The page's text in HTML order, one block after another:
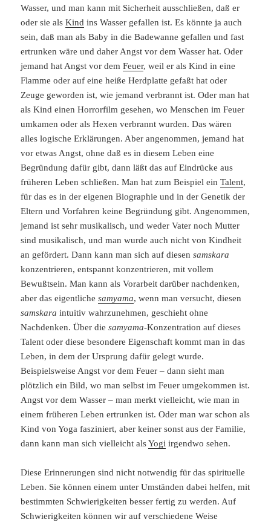
Wasser, und man kann mit Sicherheit ausschließen, daß er
oder sie alsKind ins Wasser gefallen ist. Es könnte ja auch
sein, daß man als Baby in die Badewanne gefallen und fast
ertrunken wäre und daher Angst vor dem Wasser hat. Oder
jemand hat Angst vor demFeuer, weil er als Kind in eine
Flamme oder auf eine heiße Herdplatte gefaßt hat oder
Zeuge geworden ist, wie jemand verbrannt ist. Oder man hat
als Kind einen Horrorfilm gesehen, wo Menschen im Feuer
umkamen oder als Hexen verbrannt wurden. Das wären
alles logische Erklärungen. Aber angenommen, jemand hat
vor etwas Angst, ohne daß es in diesem Leben eine
Begründung dafür gibt, dann läßt das auf Eindrücke aus
früheren Leben schließen. Man hat zum Beispiel einTalent,
für das es in der eigenen Biographie und in der Genetik der
Eltern und Vorfahren keine Begründung gibt. Angenommen,
jemand ist sehr musikalisch, und weder Vater noch Mutter
sind musikalisch, und man wurde auch nicht von Kindheit
an gefördert. Dann kann man sich auf diesensamskara
konzentrieren, entspannt konzentrieren, mit vollem
Bewußtsein. Man kann als Vorarbeit darüber nachdenken,
aber das eigentlichesamyama, wenn man versucht, diesen
samskara intuitiv wahrzunehmen, geschieht ohne
Nachdenken. Über diesamyama-Konzentration auf dieses
Talent oder diese besondere Eigenschaft kommt man in das
Leben, in dem der Ursprung dafür gelegt wurde.
Beispielsweise Angst vor dem Feuer – dann sieht man
plötzlich ein Bild, wo man selbst im Feuer umgekommen ist.
Angst vor dem Wasser – man merkt vielleicht, wie man in
einem früheren Leben ertrunken ist. Oder man war schon als
Kind von Yoga fasziniert, aber keiner sonst aus der Familie,
dann kann man sich vielleicht alsYogi irgendwo sehen.
Diese Erinnerungen sind nicht notwendig für das spirituelle
Leben. Sie können einem unter Umständen dabei helfen, mit
bestimmten Schwierigkeiten besser fertig zu werden. Auf
Schwierigkeiten können wir auf verschiedene Weise